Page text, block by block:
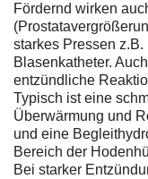
Fördernd wirken
starkes Pressen
Blasenkatheter.
entzündliche
Typisch ist eine
Überwärmung und
und eine
Bereich der
Bei starker